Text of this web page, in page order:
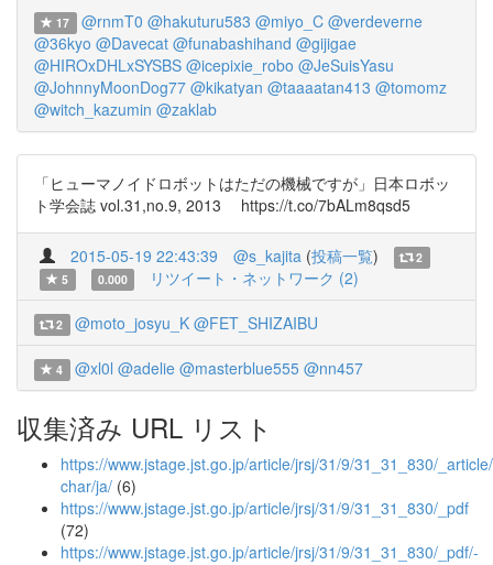
17 @rnmT0 @hakuturu583 @miyo_C @verdeverne
@36kyo @Davecat @funabashihand @gijigae
@HIROxDHLxSYSBS @icepixie_robo @JeSuisYasu
@JohnnyMoonDog77 @kikatyan @taaaatan413 @tomomz
@witch_kazumin @zaklab
「ヒューマノイドロボットはただの機械ですが」日本ロボッ
ト学会誌 vol.31,no.9, 2013 https://t.co/7bALm8qsd5
2015-05-19 22:43:39 @s_kajita (投稿一覧)
2
5
0.000 リツイート・ネットワーク (2)
2 @moto_josyu_K @FET_SHIZAIBU
4 @xl0l @adelie @masterblue555 @nn457
収集済み URL リスト
https://www.jstage.jst.go.jp/article/jrsj/31/9/31_31_830/
char/ja/ (6)
https://www.jstage.jst.go.jp/article/jrsj/31/9/31_31_830/_pdf
(72)
https://www.jstage.jst.go.jp/article/jrsj/31/9/31_31_830/_pdf/-